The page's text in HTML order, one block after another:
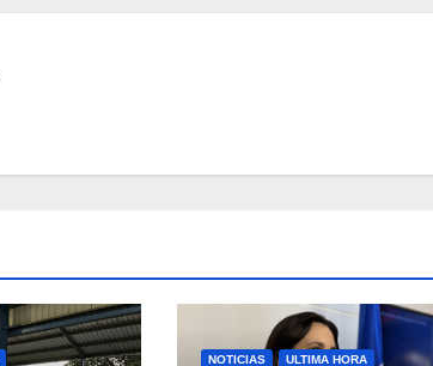
NOTICIAS ULTIMA HORA